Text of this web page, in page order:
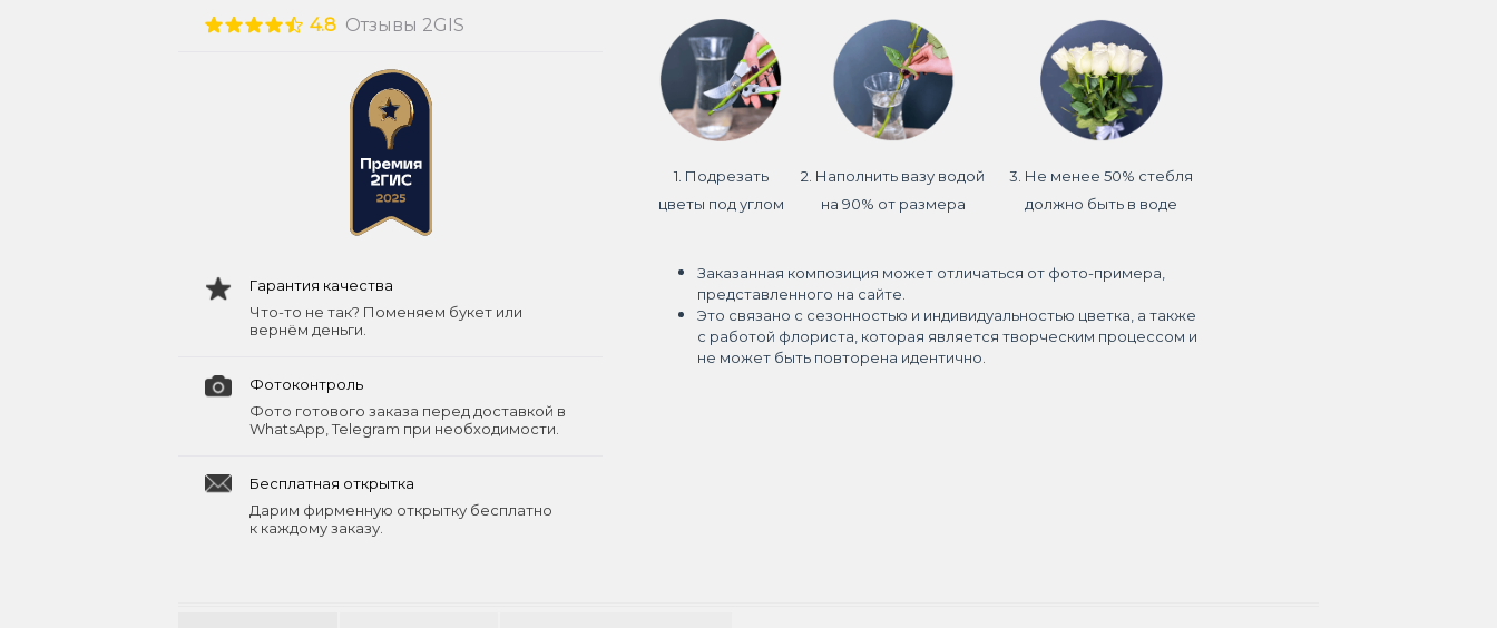
4.8 Отзывы 2GIS
Гарантия качества
Что-то не так? Поменяем букет или
вернём деньги.
Фотоконтроль
Фото готового заказа перед доставкой в
WhatsApp, Telegram при необходимости.
Бесплатная открытка
Дарим фирменную открытку бесплатно
к каждому заказу.
1. Подрезать
цветы под углом
2. Наполнить вазу водой
на 90% от размера
3. Не менее 50% стебля
должно быть в воде
Заказанная композиция может отличаться от фото-примера,
представленного на сайте.
Это связано с сезонностью и индивидуальностью цветка, а также
с работой флориста, которая является творческим процессом и
не может быть повторена идентично.